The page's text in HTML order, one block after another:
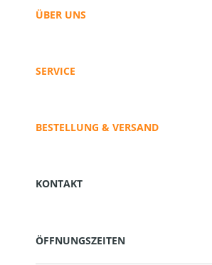
ÜBER UNS
SERVICE
BESTELLUNG & VERSAND
KONTAKT
ÖFFNUNGSZEITEN